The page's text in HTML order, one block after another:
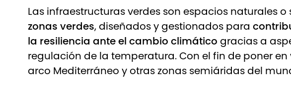
Las infraestructuras verdes son espacios naturales
zonas verdes, diseñados y gestionados para
la resiliencia ante el cambio climático gracias a
regulación de la temperatura. Con el fin de poner
arco Mediterráneo y otras zonas semiáridas del